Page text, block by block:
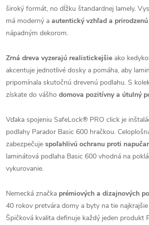
široký formát, no dĺžku štandardnej lamely.
má moderný a autentický vzhľad a
nápadným dekorom.
Zrná dreva vyzerajú realistickejšie ako
akcentuje jednotlivé dosky a pomáha, aby
pripomínala skutočnú drevenú podlahu. S
získate do vášho domova pozitívny a útulný
Vďaka spojeniu SafeLock® PRO click je
podlahy Parador Basic 600 hračkou.
zabezpečuje spoľahlivú ochranu proti
laminátová podlaha Basic 600 vhodná na
vykurovanie.
Nemecká značka prémiových a dizajnových
40 rokov pretvára domy a byty na tie
Špičková kvalita definuje každý jeden produkt